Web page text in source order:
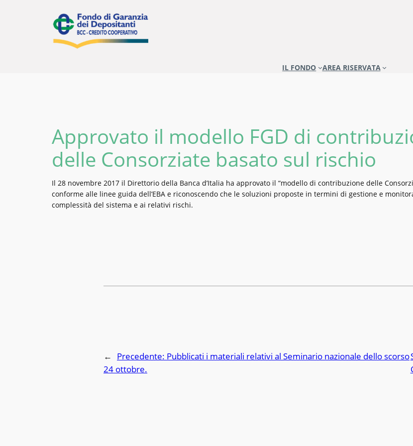
IL FONDO AREA RISERVATA
Approvato il modello FGD di
delle Consorziate basato sul rischio
Il 28 novembre 2017 il Direttorio della Banca d’Italia ha approvato il “modello di contribuzione delle
conforme alle linee guida dell’EBA e riconoscendo che le soluzioni proposte in termini di gestione e
complessità del sistema e ai relativi rischi.
← Precedente: Pubblicati i materiali relativi al Seminario nazionale dello scorso
24 ottobre.